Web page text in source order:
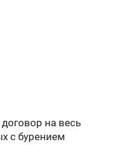
на весь
с бурением